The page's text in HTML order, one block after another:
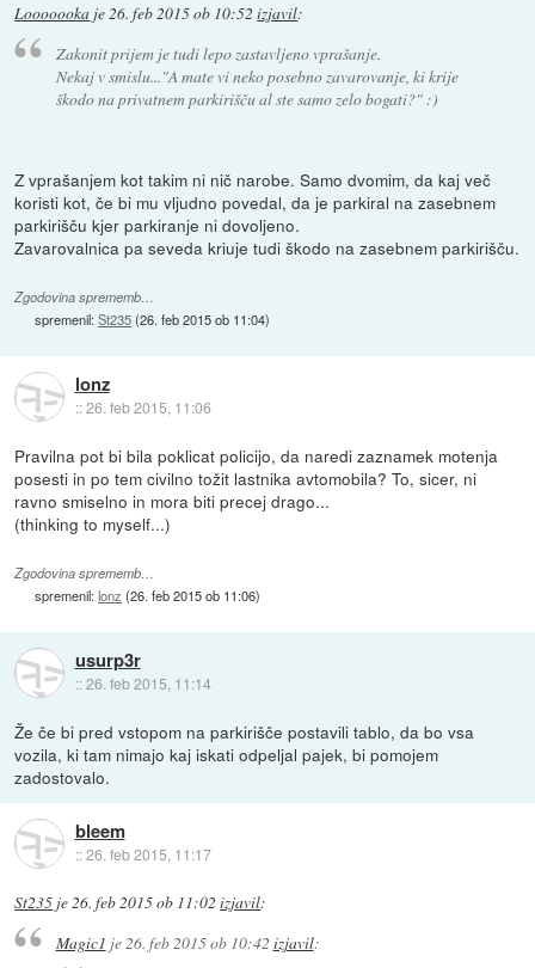
Looooooka je26. feb 2015 ob 10:52 izjavil:
Zakonit prijem je tudi lepo zastavljeno vprašanje.
Nekaj v smislu..."A mate vi neko posebno zavarovanje, ki krije
škodo na privatnem parkirišču al ste samo zelo bogati?" :)
Z vprašanjem kot takim ni nič narobe. Samo dvomim, da kaj več
koristi kot, če bi mu vljudno povedal, da je parkiral na zasebnem
parkirišču kjer parkiranje ni dovoljeno.
Zavarovalnica pa seveda kriuje tudi škodo na zasebnem parkirišču.
Zgodovina sprememb…
spremenil:St235(26. feb 2015 ob 11:04)
lonz
::26. feb 2015, 11:06
Pravilna pot bi bila poklicat policijo, da naredi zaznamek motenja
posesti in po tem civilno tožit lastnika avtomobila? To, sicer, ni
ravno smiselno in mora biti precej drago...
(thinking to myself...)
Zgodovina sprememb…
spremenil:lonz (26. feb 2015 ob 11:06)
usurp3r
::26. feb 2015, 11:14
Že če bi pred vstopom na parkirišče postavili tablo, da bo vsa
vozila, ki tam nimajo kaj iskati odpeljal pajek, bi pomojem
zadostovalo.
bleem
::26. feb 2015, 11:17
St235 je26. feb 2015 ob 11:02 izjavil:
Magic1 je 26. feb 2015 ob 10:42 izjavil: